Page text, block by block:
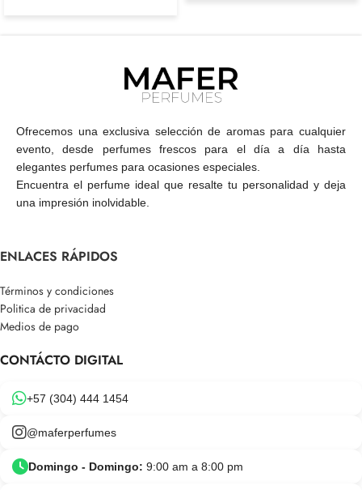
Ofrecemos una exclusiva selección de aromas para cualquier
evento, desde perfumes frescos para el día a día hasta
elegantes perfumes para ocasiones especiales.
Encuentra el perfume ideal que resalte tu personalidad y deja
una impresión inolvidable.
ENLACES RÁPIDOS
Términos y condiciones
Politica de privacidad
Medios de pago
CONTÁCTO DIGITAL
+57 (304) 444 1454
@maferperfumes
Domingo - Domingo: 9:00 am a 8:00 pm